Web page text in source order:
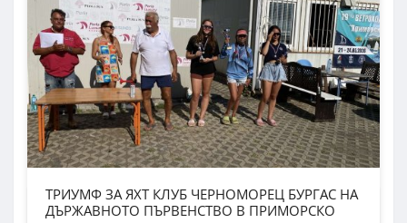
ТРИУМФ ЗА ЯХТ КЛУБ ЧЕРНОМОРЕЦ БУРГАС НА
ДЪРЖАВНОТО ПЪРВЕНСТВО В ПРИМОРСКО